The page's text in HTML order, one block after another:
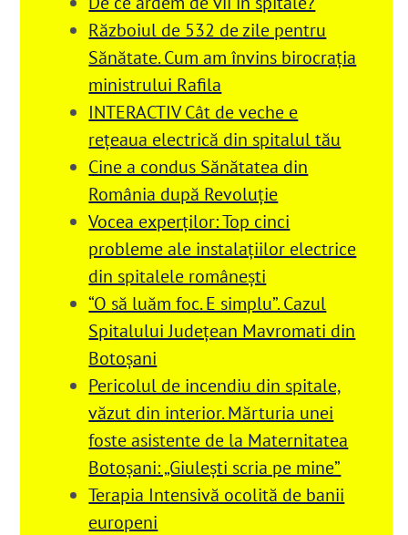
Războiul de 532 de zile pentru
Sănătate. Cum am învins birocrația
ministrului Rafila
INTERACTIV Cât de veche e
rețeaua electrică din spitalul tău
Cine a condus Sănătatea din
România după Revoluție
Vocea experților: Top cinci
probleme ale instalațiilor electrice
din spitalele românești
“O să luăm foc. E simplu”. Cazul
Spitalului Județean Mavromati din
Botoșani
Pericolul de incendiu din spitale,
văzut din interior. Mărturia unei
foste asistente de la Maternitatea
Botoșani: „Giulești scria pe mine”
Terapia Intensivă ocolită de banii
europeni